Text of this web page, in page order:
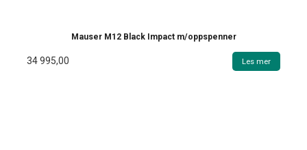
Mauser M12 Black Impact m/oppspenner
34 995,00 Les mer